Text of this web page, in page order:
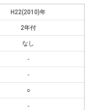
H22(2010)年
2年付
なし
-
-
○
-